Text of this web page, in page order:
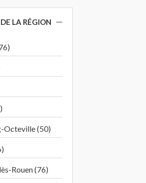
LA RÉGION
Octeville (50)
Rouen (76)